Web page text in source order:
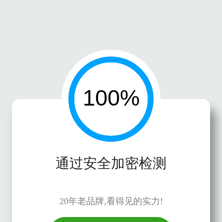
通过安全加密检测
20年老品牌,看得见的实力!